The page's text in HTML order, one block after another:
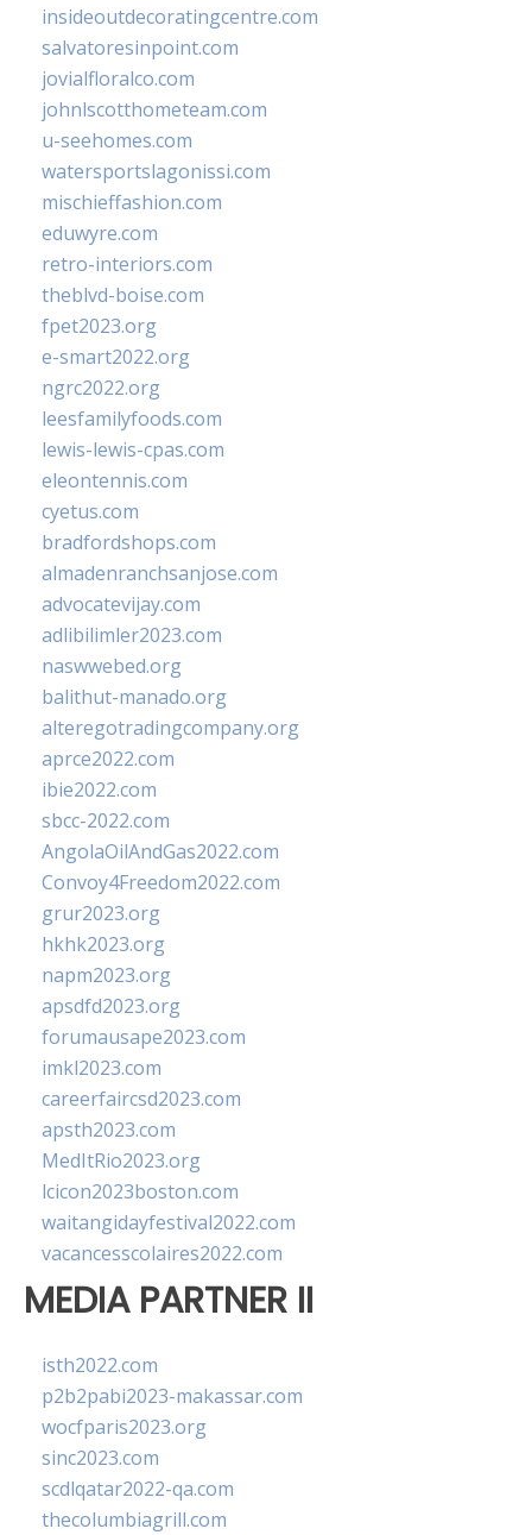
insideoutdecoratingcentre.com
salvatoresinpoint.com
jovialfloralco.com
johnlscotthometeam.com
u-seehomes.com
watersportslagonissi.com
mischieffashion.com
eduwyre.com
retro-interiors.com
theblvd-boise.com
fpet2023.org
e-smart2022.org
ngrc2022.org
leesfamilyfoods.com
lewis-lewis-cpas.com
eleontennis.com
cyetus.com
bradfordshops.com
almadenranchsanjose.com
advocatevijay.com
adlibilimler2023.com
naswwebed.org
balithut-manado.org
alteregotradingcompany.org
aprce2022.com
ibie2022.com
sbcc-2022.com
AngolaOilAndGas2022.com
Convoy4Freedom2022.com
grur2023.org
hkhk2023.org
napm2023.org
apsdfd2023.org
forumausape2023.com
imkl2023.com
careerfaircsd2023.com
apsth2023.com
MedItRio2023.org
lcicon2023boston.com
waitangidayfestival2022.com
vacancesscolaires2022.com
MEDIA PARTNER II
isth2022.com
p2b2pabi2023-makassar.com
wocfparis2023.org
sinc2023.com
scdlqatar2022-qa.com
thecolumbiagrill.com